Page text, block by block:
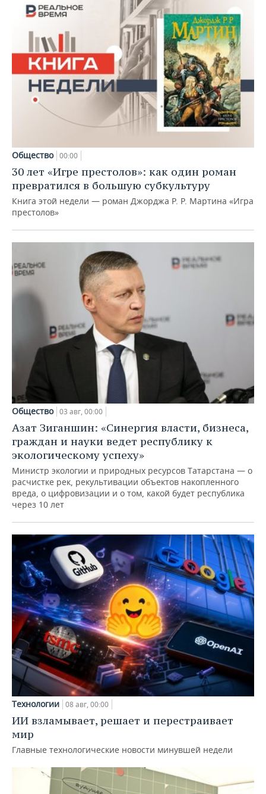
Общество 00:00
30 лет «Игре престолов»: как один роман
превратился в большую субкультуру
Книга этой недели — роман Джорджа Р. Р. Мартина «Игра
престолов»
Общество 03 авг, 00:00
Азат Зиганшин: «Синергия власти, бизнеса,
граждан и науки ведет республику к
экологическому успеху»
Министр экологии и природных ресурсов Татарстана — о
расчистке рек, рекультивации объектов накопленного
вреда, о цифровизации и о том, какой будет республика
через 10 лет
Технологии 08 авг, 00:00
ИИ взламывает, решает и перестраивает
мир
Главные технологические новости минувшей недели